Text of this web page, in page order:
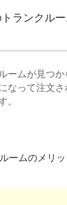
ランクル
ームが見つ
なって注文
。
ームのメリッ